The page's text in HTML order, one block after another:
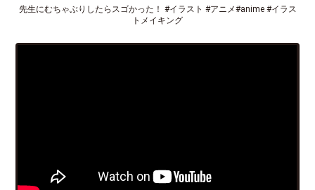
先生にむちゃぶりしたらスゴかった！ #イラスト #アニメ#anime #イラス
トメイキング